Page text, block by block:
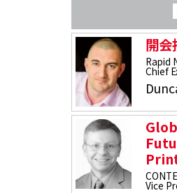
開会
Rapid
Chief
Vice